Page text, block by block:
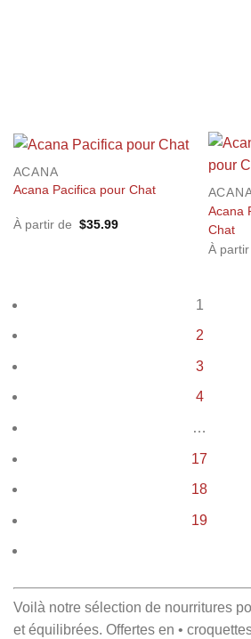
ACANA
Acana Pacifica pour Chat
À partir de $35.99
Acana
Chat
À
1
2
3
4
…
17
18
19
Voilà notre sélection de nourritures
et équilibrées. Offertes en •